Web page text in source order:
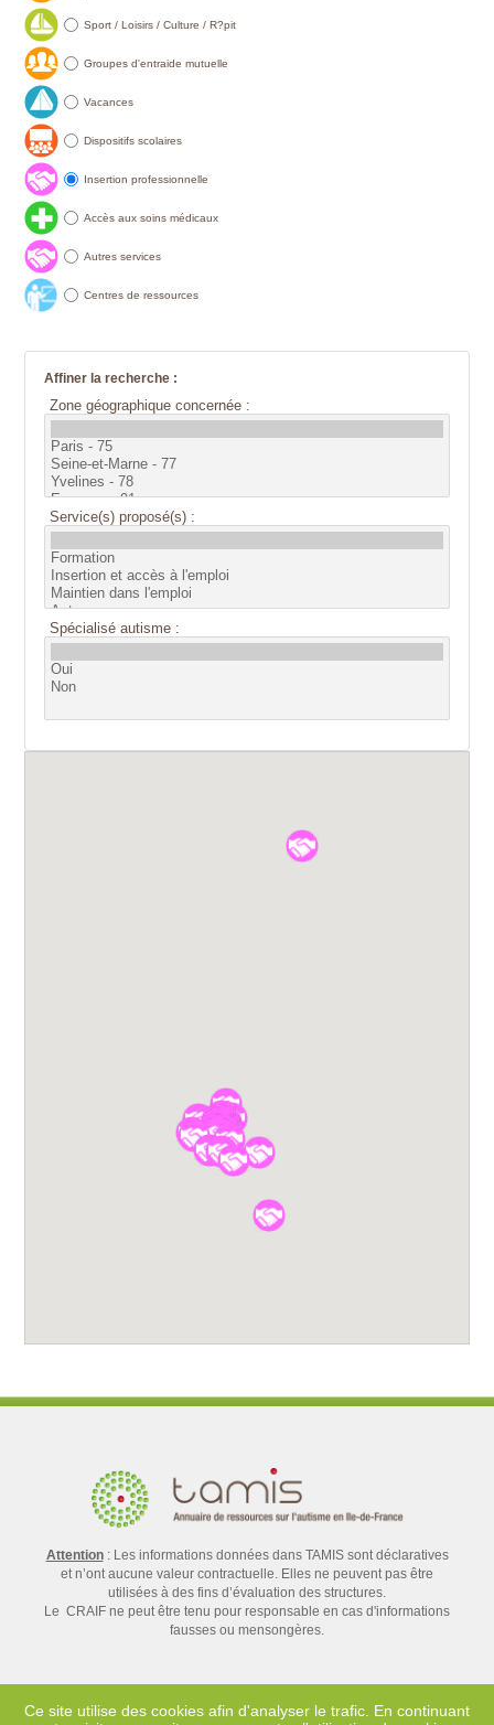
Sport / Loisirs / Culture / R?pit
Groupes d'entraide mutuelle
Vacances
Dispositifs scolaires
Insertion professionnelle
Accès aux soins médicaux
Autres services
Centres de ressources
Affiner la recherche :
Zone géographique concernée :
Service(s) proposé(s) :
Spécialisé autisme :
Attention: Les informations données dans TAMIS sont déclaratives
et n’ont aucune valeur contractuelle. Elles ne peuvent pas être
utilisées à des fins d’évaluation des structures.
Le CRAIF ne peut être tenu pour responsable en cas d'informations
fausses ou mensongères.
Ce site utilise des cookies afin d'analyser le trafic. En continuant